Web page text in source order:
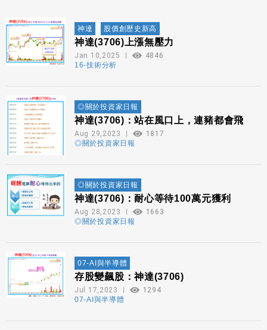
神達 股價創歷史新高
神達(3706)上漲無壓力
Jan 10,2025
4846
16-技術分析
◎關於投資家日報
神達(3706)：站在風口上，連豬都會飛
Aug 29,2023
1817
◎關於投資家日報
◎關於投資家日報
神達(3706)：耐心等待100萬元獲利
Aug 28,2023
1663
◎關於投資家日報
07-AI與半導體
存股變飆股：神達(3706)
Jul 17,2023
1294
07-AI與半導體